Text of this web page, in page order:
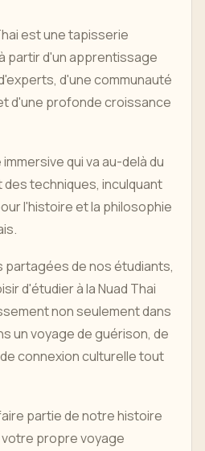
est une tapisserie
partir d'un apprentissage
d'une communauté
d'une profonde croissance
qui va au-delà du
techniques, inculquant
l'histoire et la philosophie
partagées de nos étudiants,
d'étudier à la Nuad Thai
non seulement dans
un voyage de guérison, de
connexion culturelle tout
partie de notre histoire
propre voyage